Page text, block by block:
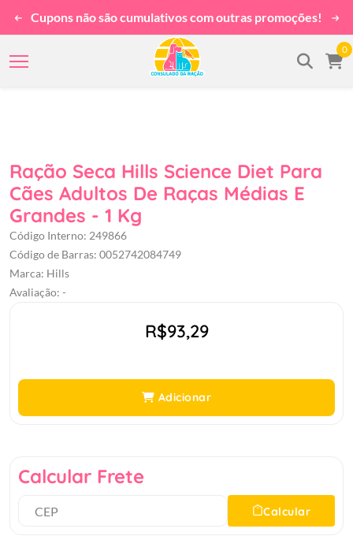
Cupons não são cumulativos com outras promoções!
0
Ração Seca Hills Science Diet Para
Cães Adultos De Raças Médias E
Grandes - 1 Kg
Código Interno: 249866
Código de Barras: 0052742084749
Marca: Hills
Avaliação: -
R$93,29
Adicionar
Calcular Frete
Calcular